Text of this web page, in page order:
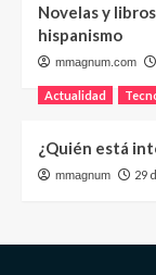
Novelas y
hispanismo
mmagnum.com
Actualidad
¿Quién está
mmagnum 29